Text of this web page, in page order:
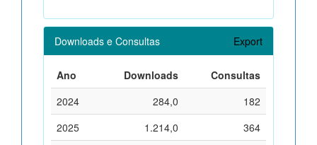
Downloads e Consultas Export
Ano Downloads
Consultas
2024
284,0
182
2025
1.214,0
364